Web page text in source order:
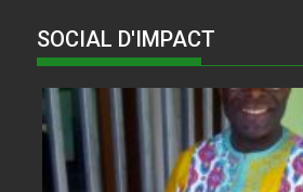
SOCIAL D'IMPACT